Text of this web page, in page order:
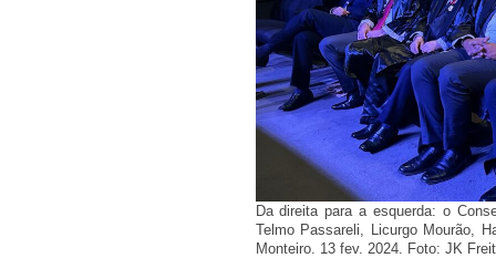
Da direita para a esquerda: o
Telmo Passareli, Licurgo Mourão,
Monteiro. 13 fev. 2024. Foto: JK